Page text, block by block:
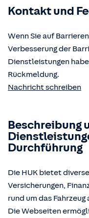
Kontakt und
Wenn Sie auf
Verbesserung der
Dienstleistungen
Rückmeldung.
Nachricht schreiben
Beschreibung
Durchführung
Die HUK bietet
Versicherungen,
rund um das Fahrzeug
Die Webseiten